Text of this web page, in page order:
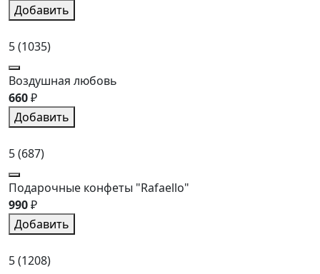
Добавить
5(1035)
Воздушная любовь
660₽
Добавить
5(687)
Подарочные конфеты "Rafaello"
990₽
Добавить
5(1208)